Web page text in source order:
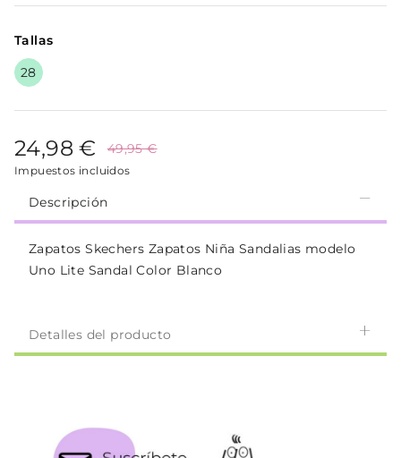
Tallas
28
24,98 € 49,95 €
Impuestos incluidos
Descripción
Zapatos Skechers Zapatos Niña Sandalias modelo
Uno Lite Sandal Color Blanco
Detalles del producto